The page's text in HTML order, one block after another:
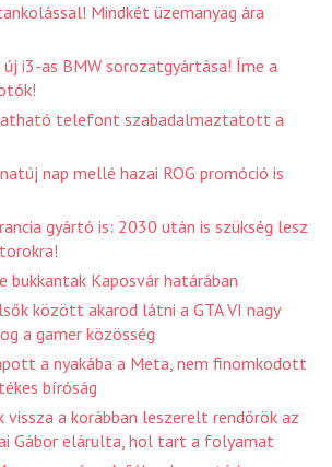
Mindkét üzemanyag ára
i3-as BMW sorozatgyártása! Íme a
telefont szabadalmaztatott a
nap mellé hazai ROG promóció is
gyártó is: 2030 után is szükség lesz
bukkantak Kaposvár határában
között akarod látni a GTA VI nagy
a gamer közösség
a nyakába a Meta, nem finomkodott
bíróság
vissza a korábban leszerelt rendőrök az
Gábor elárulta, hol tart a folyamat